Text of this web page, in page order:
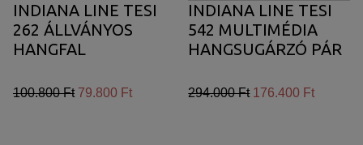
INDIANA LINE TESI
262 ÁLLVÁNYOS
HANGFAL
100.800 Ft 79.800 Ft
INDIANA LINE TESI
542 MULTIMÉDIA
HANGSUGÁRZÓ PÁR
294.000 Ft 176.400 Ft